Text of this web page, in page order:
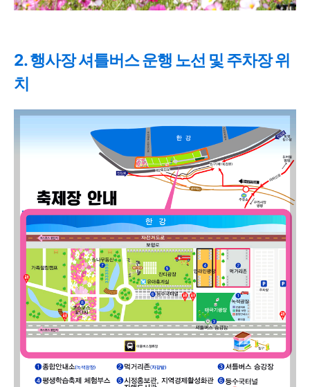
2. 행사장 셔틀버스 운행 노선 및 주차장 위
치